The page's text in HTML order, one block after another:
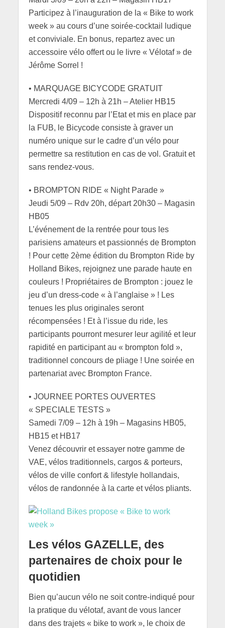
Participez à l’inauguration de la « Bike to work
week » au cours d’une soirée-cocktail ludique
et conviviale. En bonus, repartez avec un
accessoire vélo offert ou le livre « Vélotaf » de
Jérôme Sorrel !
• MARQUAGE BICYCODE GRATUIT
Mercredi 4/09 – 12h à 21h – Atelier HB15
Dispositif reconnu par l’Etat et mis en place par
la FUB, le Bicycode consiste à graver un
numéro unique sur le cadre d’un vélo pour
permettre sa restitution en cas de vol. Gratuit et
sans rendez-vous.
• BROMPTON RIDE « Night Parade »
Jeudi 5/09 – Rdv 20h, départ 20h30 – Magasin
HB05
L’événement de la rentrée pour tous les
parisiens amateurs et passionnés de Brompton
! Pour cette 2ème édition du Brompton Ride by
Holland Bikes, rejoignez une parade haute en
couleurs ! Propriétaires de Brompton : jouez le
jeu d’un dress-code « à l’anglaise » ! Les
tenues les plus originales seront
récompensées ! Et à l’issue du ride, les
participants pourront mesurer leur agilité et leur
rapidité en participant au « brompton fold »,
traditionnel concours de pliage ! Une soirée en
partenariat avec Brompton France.
• JOURNEE PORTES OUVERTES
« SPECIALE TESTS »
Samedi 7/09 – 12h à 19h – Magasins HB05,
HB15 et HB17
Venez découvrir et essayer notre gamme de
VAE, vélos traditionnels, cargos & porteurs,
vélos de ville confort & lifestyle hollandais,
vélos de randonnée à la carte et vélos pliants.
Les vélos GAZELLE, des
partenaires de choix pour le
quotidien
Bien qu’aucun vélo ne soit contre-indiqué pour
la pratique du vélotaf, avant de vous lancer
dans des trajets « bike to work », le choix de